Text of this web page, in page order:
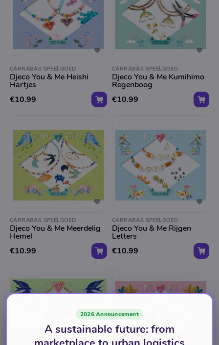
CARRABAS SPEELGOED
Djeco You & Me Heishi
Hartjes
€10.99
CARRABAS SPEELGOED
Djeco You & Me Kumihimo
Regenboog
€10.99
CARRABAS SPEELGOED
Djeco You & Me Meerdelig
Hemel
€10.99
CARRABAS SPEELGOED
Djeco You & Me Rijgen
Letters
€10.99
2026 Announcement
A sustainable future: from